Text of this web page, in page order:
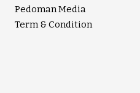
Pedoman Media
Term & Condition